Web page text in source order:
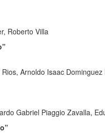
Roberto Villa
Arnoldo Isaac Dominguez
Gabriel Piaggio Zavalla,